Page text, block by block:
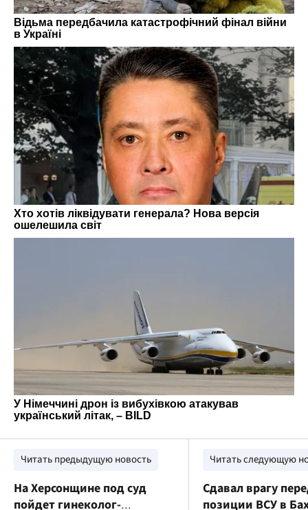
Читать предыдущую новость
На Херсонщине под суд
пойдет гинеколог-
Читать следующую
Сдавал врагу
позиции ВСУ в